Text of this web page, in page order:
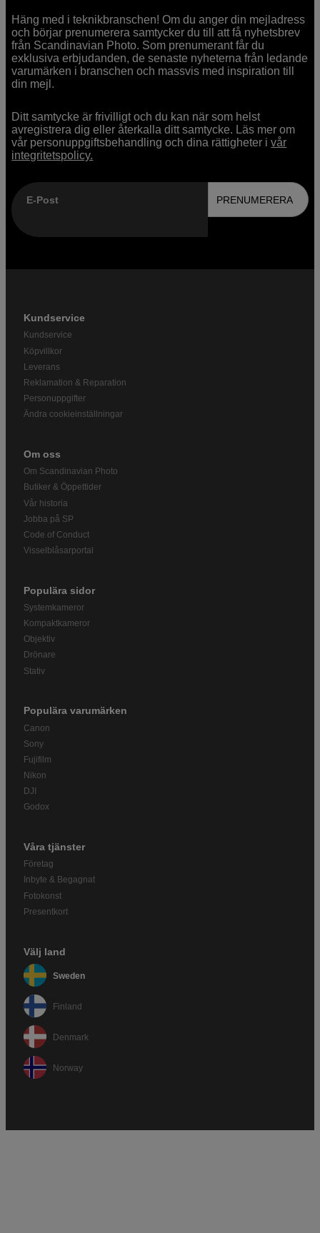
Häng med i teknikbranschen! Om du anger din mejladress
och börjar prenumerera samtycker du till att få nyhetsbrev
från Scandinavian Photo. Som prenumerant får du
exklusiva erbjudanden, de senaste nyheterna från ledande
varumärken i branschen och massvis med inspiration till
din mejl.
Ditt samtycke är frivilligt och du kan när som helst
avregistrera dig eller återkalla ditt samtycke. Läs mer om
vår personuppgiftsbehandling och dina rättigheter ivår
integritetspolicy.
E-Post PRENUMERERA
Kundservice
Kundservice
Köpvillkor
Leverans
Reklamation & Reparation
Personuppgifter
Ändra cookieinställningar
Om oss
Om Scandinavian Photo
Butiker & Öppettider
Vår historia
Jobba på SP
Code of Conduct
Visselblåsarportal
Populära sidor
Systemkameror
Kompaktkameror
Objektiv
Drönare
Stativ
Populära varumärken
Canon
Sony
Fujifilm
Nikon
DJI
Godox
Våra tjänster
Företag
Inbyte & Begagnat
Fotokonst
Presentkort
Välj land
Sweden
Finland
Denmark
Norway